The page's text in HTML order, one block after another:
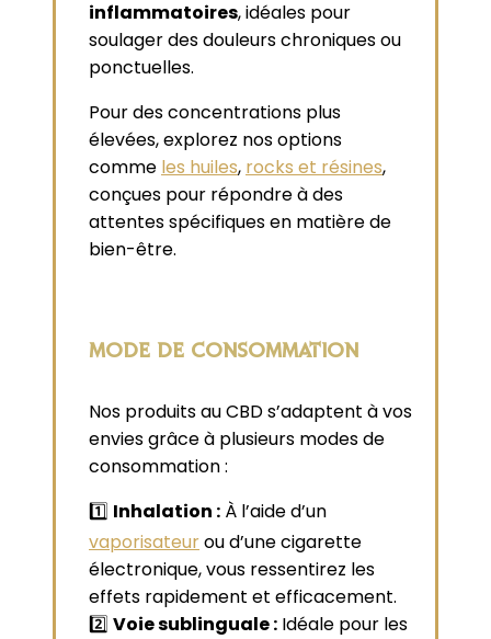
inflammatoires, idéales pour
soulager des douleurs chroniques ou
ponctuelles.
Pour des concentrations plus
élevées, explorez nos options
comme les huiles, rocks et résines,
conçues pour répondre à des
attentes spécifiques en matière de
bien-être.
MODE DE CONSOMMATION
Nos produits au CBD s’adaptent à vos
envies grâce à plusieurs modes de
consommation :
1️⃣ Inhalation : À l’aide d’un
vaporisateurou d’une cigarette
électronique, vous ressentirez les
effets rapidement et efficacement.
2️⃣ Voie sublinguale : Idéale pour les